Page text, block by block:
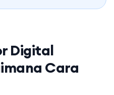
Digital
Cara